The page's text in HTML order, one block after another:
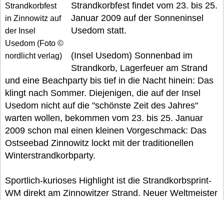
Strandkorbfest
in Zinnowitz auf
der Insel
Usedom (Foto ©
nordlicht verlag)
Strandkorbfest findet vom 23. bis 25.
Januar 2009 auf der Sonneninsel
Usedom statt.
(Insel Usedom) Sonnenbad im
Strandkorb, Lagerfeuer am Strand
und eine Beachparty bis tief in die Nacht hinein: Das
klingt nach Sommer. Diejenigen, die auf der Insel
Usedom nicht auf die "schönste Zeit des Jahres"
warten wollen, bekommen vom 23. bis 25. Januar
2009 schon mal einen kleinen Vorgeschmack: Das
Ostseebad Zinnowitz lockt mit der traditionellen
Winterstrandkorbparty.
Sportlich-kurioses Highlight ist die Strandkorbsprint-
WM direkt am Zinnowitzer Strand. Neuer Weltmeister